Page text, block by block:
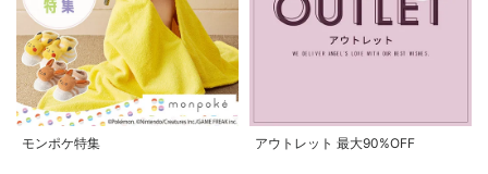
モンポケ特集 アウトレット 最大90%OFF